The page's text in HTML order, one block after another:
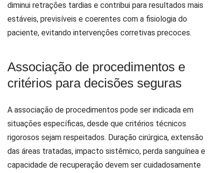
diminui retrações tardias e contribui para resultados mais
estáveis, previsíveis e coerentes com a fisiologia do
paciente, evitando intervenções corretivas precoces.
Associação de procedimentos e
critérios para decisões seguras
A associação de procedimentos pode ser indicada em
situações específicas, desde que critérios técnicos
rigorosos sejam respeitados. Duração cirúrgica, extensão
das áreas tratadas, impacto sistêmico, perda sanguínea e
capacidade de recuperação devem ser cuidadosamente